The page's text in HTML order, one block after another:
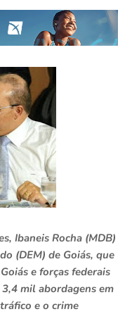
Ibaneis Rocha (MDB)
(DEM) de Goiás, que
e forças federais
mil abordagens em
e o crime